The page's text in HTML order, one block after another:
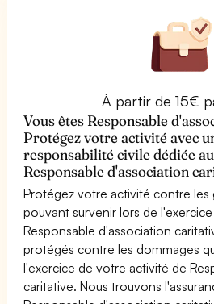
À partir de 15€
Vous êtes Responsable
Protégez votre activité avec
responsabilité civile dédiée
Responsable d'association
Protégez votre activité contre les
pouvant survenir lors de
Responsable d'association
protégés contre les dommages
l'exercice de votre activité de
caritative. Nous trouvons